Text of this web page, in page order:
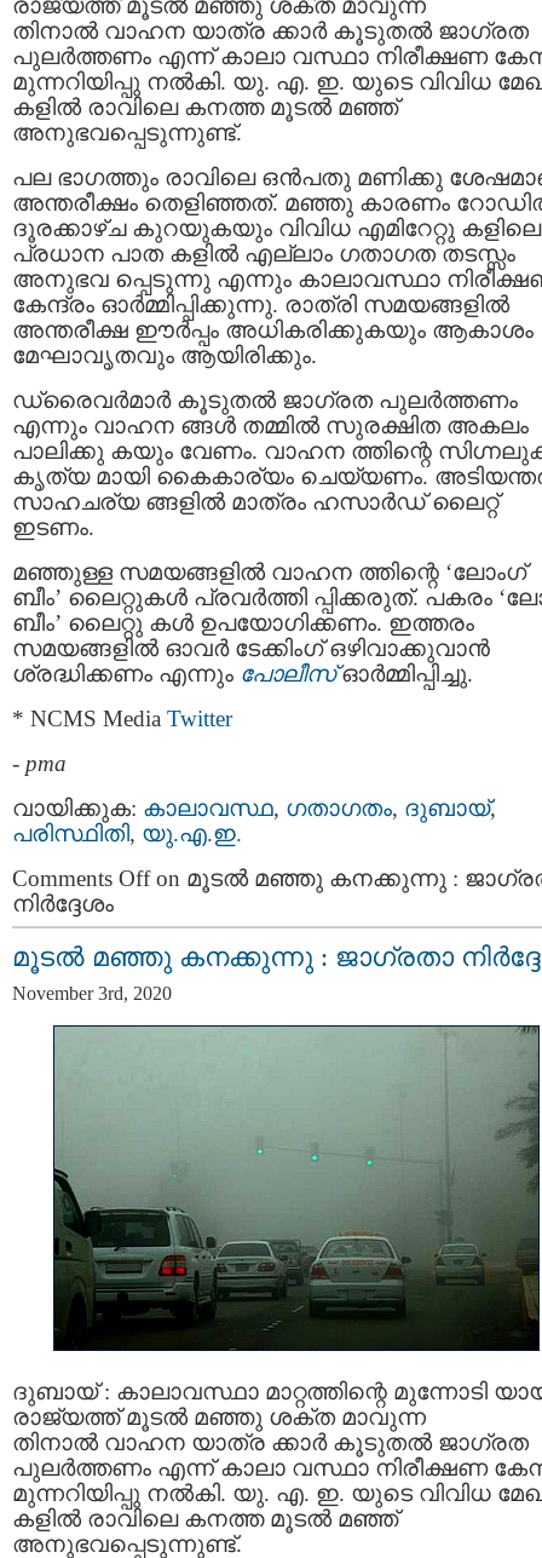
തിനാല്‍ വാഹന യാത്ര ക്കാര്‍ കൂടുതല്‍ ജാഗ്രത
പുലര്‍ത്തണം എന്ന് കാലാ വസ്ഥാ നിരീക്ഷണ
മുന്നറിയിപ്പു നൽകി. യു. എ. ഇ. യുടെ വിവിധ
കളിൽ രാവിലെ കനത്ത മൂടൽ മഞ്ഞ്
അനുഭവപ്പെടുന്നുണ്ട്.
പല ഭാഗത്തും രാവിലെ ഒൻപതു മണിക്കു
അന്തരീക്ഷം തെളിഞ്ഞത്. മഞ്ഞു കാരണം
ദൂരക്കാഴ്ച കുറയുകയും വിവിധ എമിറേറ്റു കളിലെ
പ്രധാന പാത കളില്‍ എല്ലാം ഗതാഗത തടസ്സം
അനുഭവ പ്പെടുന്നു എന്നും കാലാവസ്ഥാ
കേന്ദ്രം ഓര്‍മ്മിപ്പിക്കുന്നു. രാത്രി സമയങ്ങളില്‍
അന്തരീക്ഷ ഈർപ്പം അധികരിക്കുകയും ആകാശം
മേഘാവൃതവും ആയിരിക്കും.
ഡ്രൈവര്‍മാര്‍ കൂടുതല്‍ ജാഗ്രത പുലര്‍ത്തണം
എന്നും വാഹന ങ്ങൾ തമ്മിൽ സുരക്ഷിത അകലം
പാലിക്കു കയും വേണം. വാഹന ത്തിന്റെ
കൃത്യ മായി കൈകാര്യം ചെയ്യണം.
സാഹചര്യ ങ്ങളിൽ മാത്രം ഹസാർഡ് ലൈറ്റ്
ഇടണം.
മഞ്ഞുള്ള സമയങ്ങളില്‍ വാഹന ത്തിന്റെ ‘ലോംഗ്
ബീം’ ലൈറ്റുകള്‍ പ്രവര്‍ത്തി പ്പിക്കരുത്. പകരം
ബീം’ ലൈറ്റു കൾ ഉപയോഗിക്കണം. ഇത്തരം
സമയങ്ങളില്‍ ഓവർ ടേക്കിംഗ് ഒഴിവാക്കുവാന്‍
ശ്രദ്ധിക്കണം എന്നും പോലീസ് ഓര്‍മ്മിപ്പിച്ചു.
* NCMS Media Twitter
- pma
വായിക്കുക: കാലാവസ്ഥ, ഗതാഗതം, ദുബായ്‌,
പരിസ്ഥിതി, യു.എ.ഇ.
Comments Offon മൂടല്‍ മഞ്ഞു കനക്കുന്നു :
നിര്‍ദ്ദേശം
മൂടല്‍ മഞ്ഞു കനക്കുന്നു : ജാഗ്രതാ
November 3rd, 2020
ദുബായ് : കാലാവസ്ഥാ മാറ്റത്തിന്റെ മുന്നോടി
രാജ്യത്ത് മൂടല്‍ മഞ്ഞു ശക്ത മാവുന്ന
തിനാല്‍ വാഹന യാത്ര ക്കാര്‍ കൂടുതല്‍ ജാഗ്രത
പുലര്‍ത്തണം എന്ന് കാലാ വസ്ഥാ നിരീക്ഷണ
മുന്നറിയിപ്പു നൽകി. യു. എ. ഇ. യുടെ വിവിധ
കളിൽ രാവിലെ കനത്ത മൂടൽ മഞ്ഞ്
അനുഭവപ്പെടുന്നുണ്ട്.